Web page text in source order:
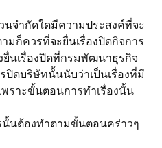
จำกัดใดมีความประสงค์ที่จะ
มก็ควรที่จะยื่นเรื่องปิดกิจการ
ยื่นเรื่องปิดที่กรมพัฒนาธุรกิจ
ปิดบริษัทนั้นนับว่าเป็นเรื่องที่มี
พราะขั้นตอนการทำเรื่องนั้น
นต้องทำตามขั้นตอนคร่าวๆ